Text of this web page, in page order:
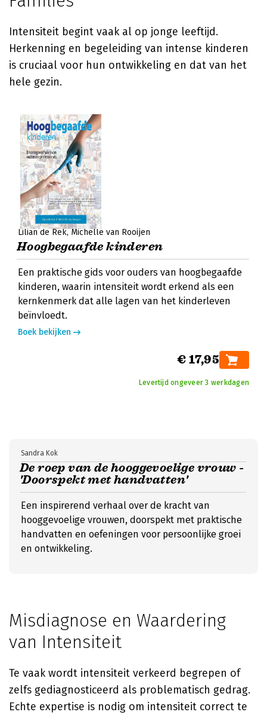
Intensiteit begint vaak al op jonge leeftijd.
Herkenning en begeleiding van intense kinderen
is cruciaal voor hun ontwikkeling en dat van het
hele gezin.
Lilian de Rek Michelle van Rooijen
Hoogbegaafde kinderen
Een praktische gids voor ouders van hoogbegaafde
kinderen, waarin intensiteit wordt erkend als een
kernkenmerk dat alle lagen van het kinderleven
beïnvloedt.
Boek bekijken
€ 17,95
Levertijd ongeveer 3 werkdagen
De roep van de hooggevoelige vrouw -
'Doorspekt met handvatten'
Sandra Kok
Een inspirerend verhaal over de kracht van
hooggevoelige vrouwen, doorspekt met praktische
handvatten en oefeningen voor persoonlijke groei
en ontwikkeling.
Misdiagnose en Waardering
van Intensiteit
Te vaak wordt intensiteit verkeerd begrepen of
zelfs gediagnosticeerd als problematisch gedrag.
Echte expertise is nodig om intensiteit correct te